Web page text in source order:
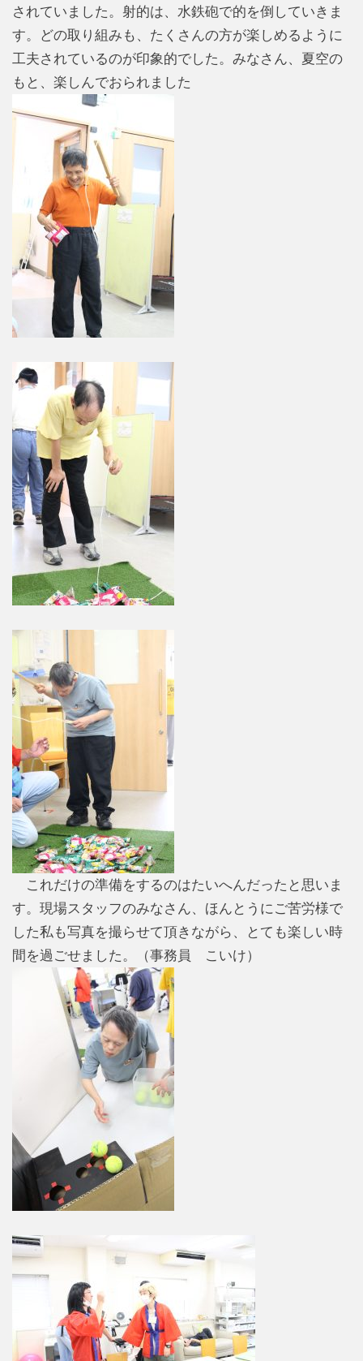
されていました。射的は、水鉄砲で的を倒していきま
す。どの取り組みも、たくさんの方が楽しめるように
工夫されているのが印象的でした。みなさん、夏空の
もと、楽しんでおられました
これだけの準備をするのはたいへんだったと思いま
す。現場スタッフのみなさん、ほんとうにご苦労様で
した私も写真を撮らせて頂きながら、とても楽しい時
間を過ごせました。（事務員 こいけ）